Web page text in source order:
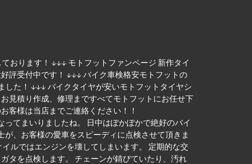
おります！ ↓↓↓ モトフットファンページ 新作タイ
評受付中です！ ↓↓↓ バイク車検格安モトフットの
た！ ↓↓↓ バイクタイヤが安いモトフットタイヤシ
見積り作成、修理まですべてモトフットにお任せ下
客様は当店までご連絡ください！！
てまいりましたね。 日中はぽかぽかで絶好のバイ
、お客様の愛車をスピーディに点検させて頂きま
ルではエンジンを壊してしまいます。 定期的な交
タを点検します。 チェーンが錆びていたり、汚れ